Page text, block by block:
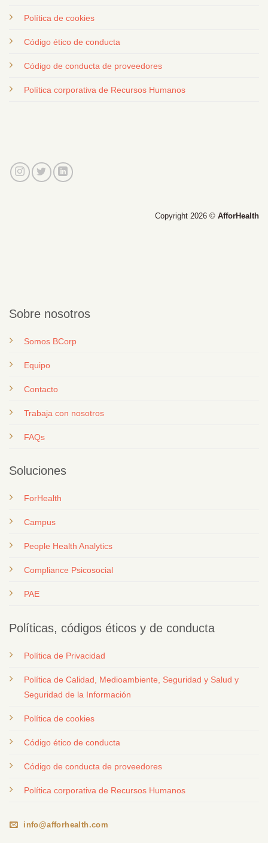
Política de cookies
Código ético de conducta
Código de conducta de proveedores
Política corporativa de Recursos Humanos
Copyright 2026 © AfforHealth
Sobre nosotros
Somos BCorp
Equipo
Contacto
Trabaja con nosotros
FAQs
Soluciones
ForHealth
Campus
People Health Analytics
Compliance Psicosocial
PAE
Políticas, códigos éticos y de conducta
Política de Privacidad
Política de Calidad, Medioambiente, Seguridad y Salud y
Seguridad de la Información
Política de cookies
Código ético de conducta
Código de conducta de proveedores
Política corporativa de Recursos Humanos
info@afforhealth.com